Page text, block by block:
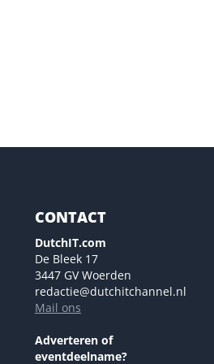
CONTACT
DutchIT.com
De Bleek 17
3447 GV Woerden
redactie@dutchitchannel.nl
Mail ons
Adverteren of
eventdeelname?